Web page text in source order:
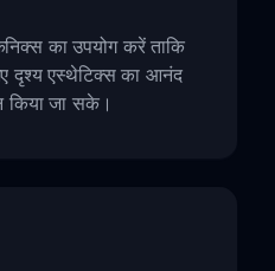
का उपयोग करें ताकि
दृश्य एस्थेटिक्स का आनंद
किया जा सके।